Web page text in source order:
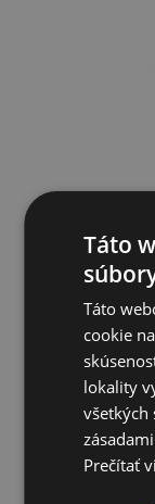
Miska
Táto
Táto
cookie
lokality
všetkých
Prečítať